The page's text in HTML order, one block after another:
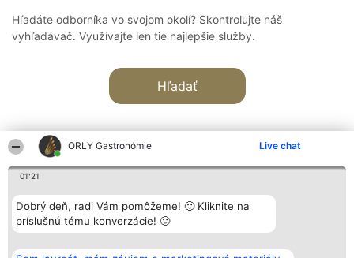
ORLY Gastronómie Live chat
01:21
Dobrý deň, radi Vám pomôžeme! 🙂 Kliknite na
príslušnú tému konverzácie! 🙂
Hľadáte odborníka vo svojom okolí? Skontrolujte náš
vyhľadávač. Využívajte len tie najlepšie služby.
Hľadať
Organizátor hodnotenia
Bright Side Solutions sp. z o.
o. sp. k.
Wrocław 50-079
Hodnotenie
Laureáti
Lista
Laureatów
Kontakt
Kontakt